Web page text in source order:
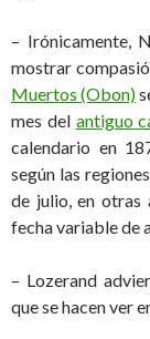
– Irónicamente,
mostrar
Muertos (Obon)
mes del antiguo
calendario en
según las
de julio, en otras
fecha variable de
– Lozerand
que se hacen ver